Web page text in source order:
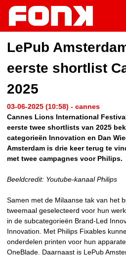
LePub
eerste shortlist
2025
03-06-2025 (10:58) - cannes
Cannes Lions International
eerste twee shortlists van 2025
categorieën Innovation en Dan
Amsterdam is drie keer terug te
met twee campagnes voor Philips.
Beeldcredit: Youtube-kanaal Philips
Samen met de Milaanse tak van het
tweemaal geselecteerd voor hun
in de subcategorieën Brand-Led
Innovation. Met Philips Fixables
onderdelen printen voor hun
OneBlade. Daarnaast is LePub